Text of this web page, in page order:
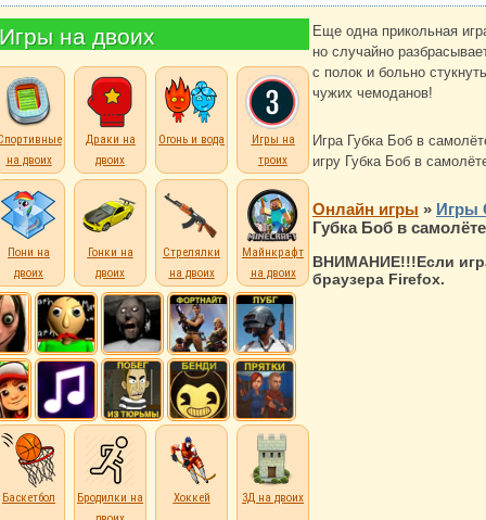
Игры на двоих
на двоих
Драки на
двоих
Огонь и вода
Игры на
троих
Пони на
двоих
Гонки на
двоих
Стрелялки
на двоих
Майнкрафт
на двоих
Баскетбол
Бродилки на
Хоккей 3Д на двоих
Еще одна прикольная
но случайно
с полок и больно
чужих чемоданов!
Игра Губка Боб в
игру Губка Боб в
Онлайн игры » Игры
Губка Боб в самолёте
ВНИМАНИЕ!!!Если
браузера Firefox.